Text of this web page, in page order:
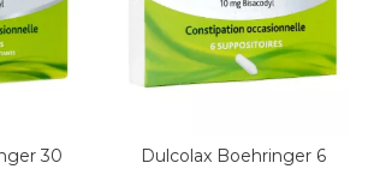
30
Dulcolax Boehringer 6